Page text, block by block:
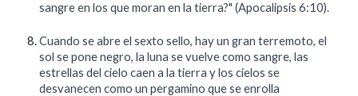
sangre en los que moran en la tierra?" (Apocalipsis 6:10).
Cuando se abre el sexto sello, hay un gran terremoto, el
sol se pone negro, la luna se vuelve como sangre, las
estrellas del cielo caen a la tierra y los cielos se
desvanecen como un pergamino que se enrolla